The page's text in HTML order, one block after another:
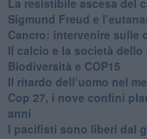
Sigmund Freud e
Cancro: intervenire sulle
​Il calcio e la società
Biodiversità e COP15
​Il ritardo dell’uomo nel
​Cop 27, i nove confini
anni
​I pacifisti sono liberi dal